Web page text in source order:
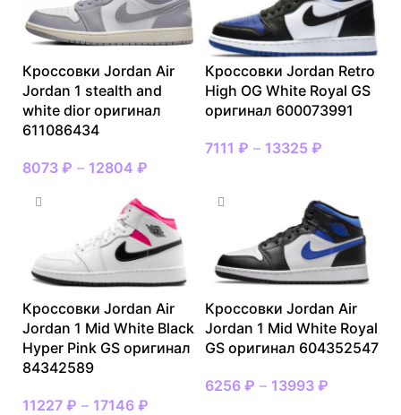
Кроссовки Jordan Air
Jordan 1 stealth and
white dior оригинал
611086434
8073 ₽ – 12804 ₽
Кроссовки Jordan Retro
High OG White Royal GS
оригинал 600073991
7111 ₽ – 13325 ₽
Кроссовки Jordan Air
Jordan 1 Mid White Black
Hyper Pink GS оригинал
84342589
11227 ₽ – 17146 ₽
Кроссовки Jordan Air
Jordan 1 Mid White Royal
GS оригинал 604352547
6256 ₽ – 13993 ₽